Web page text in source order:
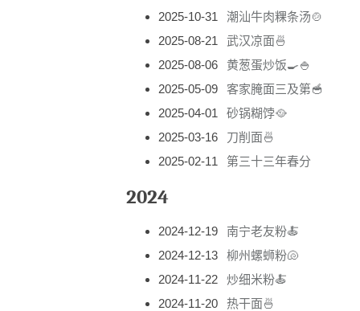
2025-10-31
潮汕牛肉粿条汤🍲
2025-08-21
武汉凉面🍜
2025-08-06
黄葱蛋炒饭🍳🍚
2025-05-09
客家腌面三及第🥣
2025-04-01
砂锅糊饽🥘
2025-03-16
刀削面🍜
2025-02-11
第三十三年春分
2024
2024-12-19
南宁老友粉🍝
2024-12-13
柳州螺蛳粉🐚
2024-11-22
炒细米粉🍝
2024-11-20
热干面🍜